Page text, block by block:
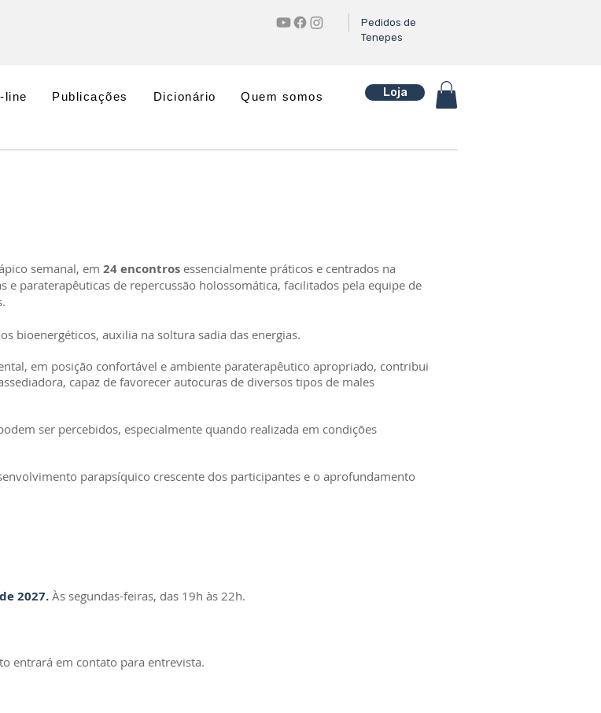
Pedidos de
Tenepes
line Publicações Dicionário Quem somos Loja
semanal, em 24 encontros essencialmente práticos e centrados na
e paraterapêuticas de repercussão holossomática, facilitados pela equipe de
bioenergéticos, auxilia na soltura sadia das energias.
em posição confortável e ambiente paraterapêutico apropriado, contribui
capaz de favorecer autocuras de diversos tipos de males
ser percebidos, especialmente quando realizada em condições
parapsíquico crescente dos participantes e o aprofundamento
2027. Às segundas-feiras, das 19h às 22h.
entrará em contato para entrevista.